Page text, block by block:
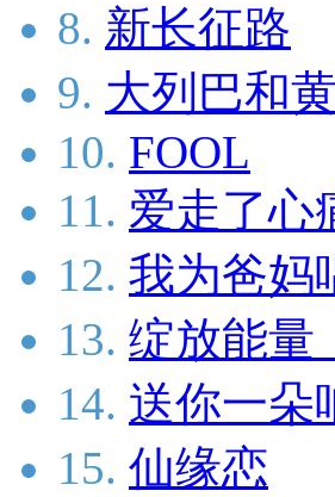
8. 新长征路
9. 大列巴和
10. FOOL
11. 爱走了心
12. 我为爸妈
13. 绽放能量
14. 送你一朵
15. 仙缘恋